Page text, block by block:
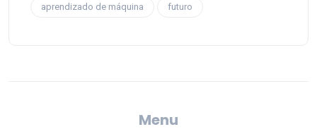
aprendizado de máquina futuro
Menu